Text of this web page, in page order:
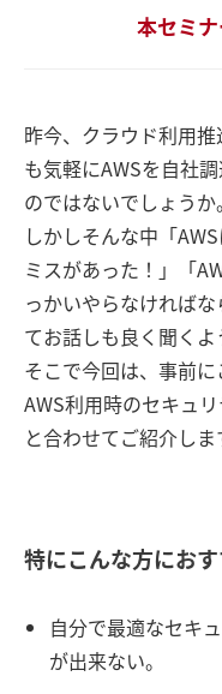
本セミナ
昨今、クラウド利用
も気軽にAWSを自社
のではないでしょうか。
しかしそんな中「
ミスがあった！」「
っかいやらなければ
てお話しも良く聞くよ
そこで今回は、事前
AWS利用時のセキュ
と合わせてご紹介しま
特にこんな方にお
自分で最適なセキ
が出来ない。